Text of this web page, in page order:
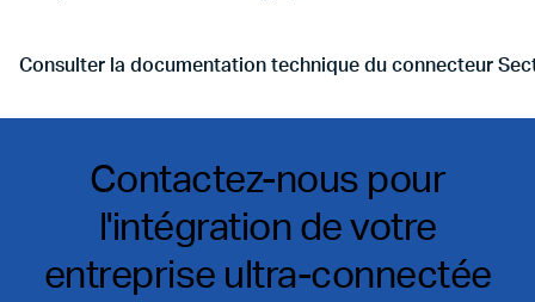
Consulter la documentation technique du connecteur
Aller à Consulter la documentation technique du
Contactez-nous pour
l'intégration de votre
entreprise ultra-connectée